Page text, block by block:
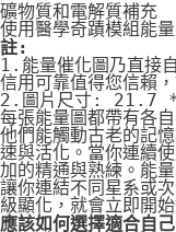
礦物質和電解質補充
使用醫學奇蹟模組能
註:
1.能量催化圖乃直接
信用可靠值得您信賴
2.圖片尺寸: 21.7 *
每張能量圖都帶有各
他們能觸動古老的記
速與活化。當你連續
加的精通與熟練。能
讓你連結不同星系或
級顯化，就會立即開
應該如何選擇適合自